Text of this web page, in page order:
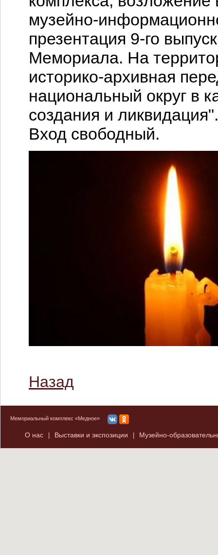
музейно-
презентация 9-го
Мемориала. На
историко-архивная
национальный округ в
создания и
Вход свободный.
Назад
Мемориальный комплекс «Медное»
О нас Выставки и экспозиции Музейно-